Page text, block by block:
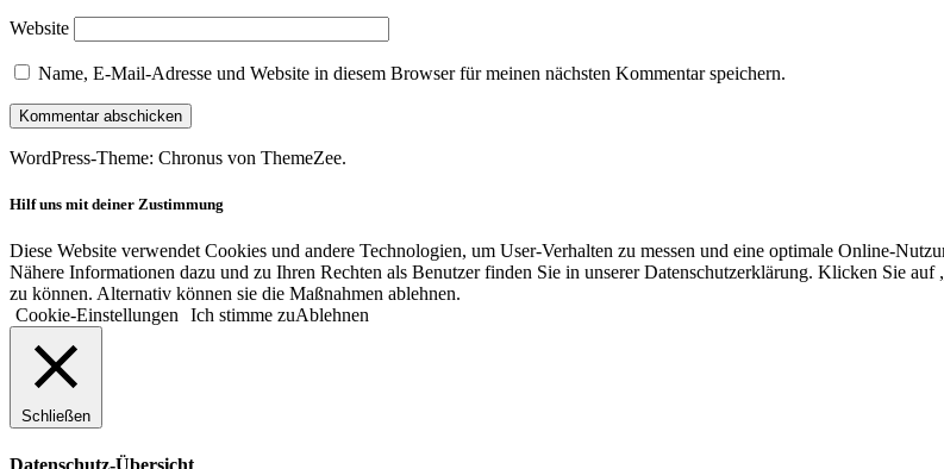
Website
Name, E-Mail-Adresse und Website in diesem Browser für meinen nächsten Kommentar speichern.
WordPress-Theme: Chronus von ThemeZee.
Hilf uns mit deiner Zustimmung
Diese Website verwendet Cookies und andere Technologien, um User-Verhalten zu messen und eine optimale Online-
Nähere Informationen dazu und zu Ihren Rechten als Benutzer finden Sie in unserer Datenschutzerklärung. Klicken Sie
zu können. Alternativ können sie die Maßnahmen ablehnen.
Cookie-Einstellungen
Ich stimme zuAblehnen
Schließen
Datenschutz-Übersicht